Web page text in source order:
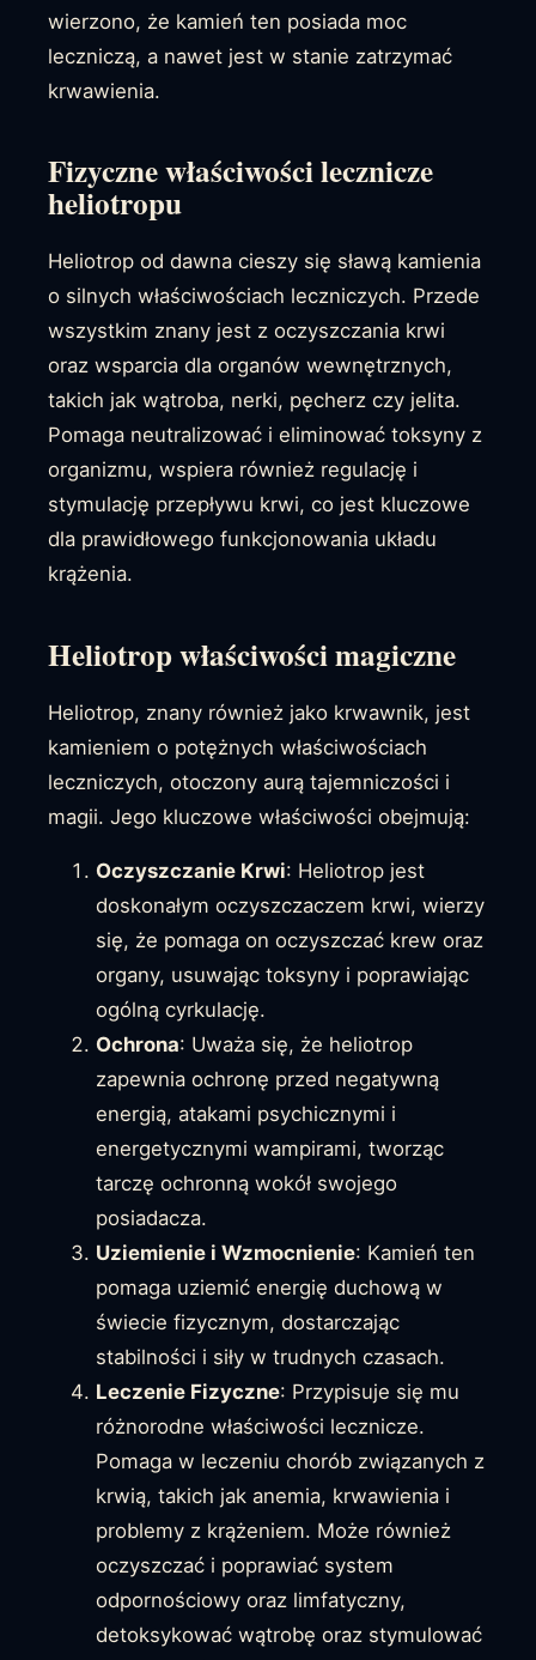
wierzono, że kamień ten posiada moc
leczniczą, a nawet jest w stanie zatrzymać
krwawienia.
Fizyczne właściwości lecznicze
heliotropu
Heliotrop od dawna cieszy się sławą kamienia
o silnych właściwościach leczniczych. Przede
wszystkim znany jest z oczyszczania krwi
oraz wsparcia dla organów wewnętrznych,
takich jak wątroba, nerki, pęcherz czy jelita.
Pomaga neutralizować i eliminować toksyny z
organizmu, wspiera również regulację i
stymulację przepływu krwi, co jest kluczowe
dla prawidłowego funkcjonowania układu
krążenia.
Heliotrop właściwości magiczne
Heliotrop, znany również jako krwawnik, jest
kamieniem o potężnych właściwościach
leczniczych, otoczony aurą tajemniczości i
magii. Jego kluczowe właściwości obejmują:
Oczyszczanie Krwi: Heliotrop jest
doskonałym oczyszczaczem krwi, wierzy
się, że pomaga on oczyszczać krew oraz
organy, usuwając toksyny i poprawiając
ogólną cyrkulację.
Ochrona: Uważa się, że heliotrop
zapewnia ochronę przed negatywną
energią, atakami psychicznymi i
energetycznymi wampirami, tworząc
tarczę ochronną wokół swojego
posiadacza.
Uziemienie i Wzmocnienie: Kamień ten
pomaga uziemić energię duchową w
świecie fizycznym, dostarczając
stabilności i siły w trudnych czasach.
Leczenie Fizyczne: Przypisuje się mu
różnorodne właściwości lecznicze.
Pomaga w leczeniu chorób związanych z
krwią, takich jak anemia, krwawienia i
problemy z krążeniem. Może również
oczyszczać i poprawiać system
odpornościowy oraz limfatyczny,
detoksykować wątrobę oraz stymulować